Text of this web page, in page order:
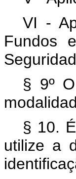
VI -
Fundos
§ 9º
§ 10.
utilize a